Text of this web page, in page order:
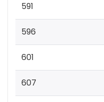
591
596
601
607